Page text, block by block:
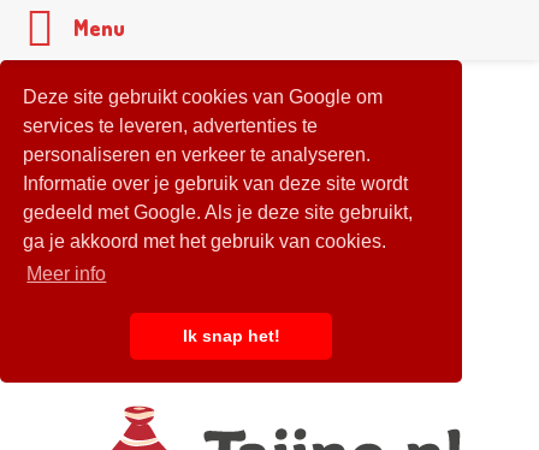
Deze site gebruikt cookies van Google om
services te leveren, advertenties te
personaliseren en verkeer te analyseren.
Informatie over je gebruik van deze site wordt
gedeeld met Google. Als je deze site gebruikt,
ga je akkoord met het gebruik van cookies.
Meer info
Ik snap het!
Menu